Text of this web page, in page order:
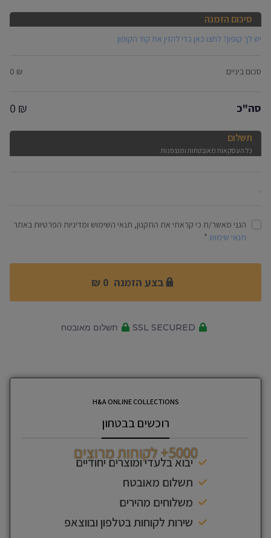
סיכום הזמנה
יש לך קופון? לחצו כאן כדי להזין את קוד הקופון
סכום ביניים 0 ₪
סה"כ 0 ₪
תשלום
כל העסקאות מאובטחות ומוצפנות.
.
הנני מאשר/ת כי קראתי את התקנון, תנאי השימוש ומדיניות הפרטיות באתר
תנאי שימוש *
בצע הזמנה 0 ₪
SSL SECURED תשלום מאובטח
H&A ONLINE COLLECTIONS
רוכשים בבטחון
5000+ לקוחות מרוצים
יבוא בלעדי ומוצרים יחודיים
תשלום מאובטח
משלוחים מהירים
שירות לקוחות בטלפון ובווצאפ